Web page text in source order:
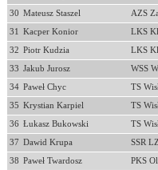
30 Mateusz Staszel AZS
31 Kacper Konior LKS
32 Piotr Kudzia LKS
33 Jakub Jurosz WSS
34 Paweł Chyc TS
35 Krystian Karpiel TS
36 Łukasz Bukowski TS
37 Dawid Krupa SSR
38 Paweł Twardosz PKS